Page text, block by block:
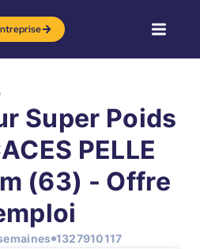
Super Poids
PELLE
(63) - Offre
1327910117